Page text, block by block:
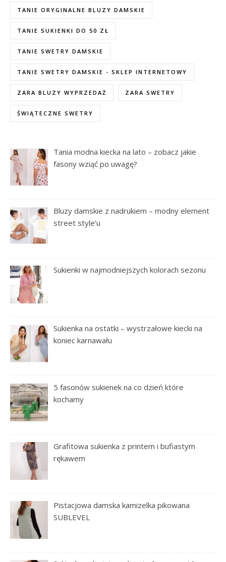
TANIE ORYGINALNE BLUZY DAMSKIE
TANIE SUKIENKI DO 50 ZŁ
TANIE SWETRY DAMSKIE
TANIE SWETRY DAMSKIE - SKLEP INTERNETOWY
ZARA BLUZY WYPRZEDAŻ ZARA SWETRY
ŚWIĄTECZNE SWETRY
Tania modna kiecka na lato – zobacz jakie
fasony wziąć po uwagę?
Bluzy damskie z nadrukiem – modny element
street style’u
Sukienki w najmodniejszych kolorach sezonu
Sukienka na ostatki – wystrzałowe kiecki na
koniec karnawału
5 fasonów sukienek na co dzień które
kochamy
Grafitowa sukienka z printem i bufiastym
rękawem
Pistacjowa damska kamizelka pikowana
SUBLEVEL